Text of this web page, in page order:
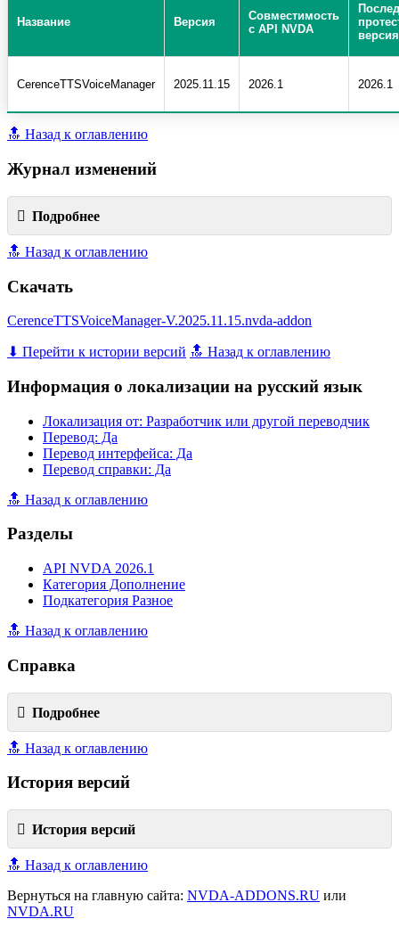
Название Версия
Совместимость
с API NVDA
CerenceTTSVoiceManager 2025.11.15 2026.1 2026.1
🔝 Назад к оглавлению
Журнал изменений
Подробнее
🔝 Назад к оглавлению
Скачать
CerenceTTSVoiceManager-V.2025.11.15.nvda-addon
⬇ Перейти к истории версий 🔝 Назад к оглавлению
Информация о локализации на русский язык
Локализация от: Разработчик или другой переводчик
Перевод: Да
Перевод интерфейса: Да
Перевод справки: Да
🔝 Назад к оглавлению
Разделы
API NVDA 2026.1
Категория Дополнение
Подкатегория Разное
🔝 Назад к оглавлению
Справка
Подробнее
🔝 Назад к оглавлению
История версий
История версий
🔝 Назад к оглавлению
Вернуться на главную сайта: NVDA-ADDONS.RU или
NVDA.RU